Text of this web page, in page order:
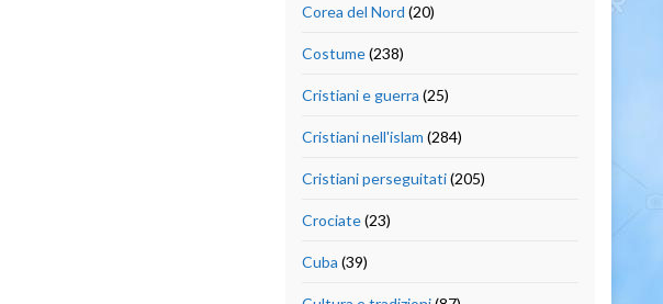
Corea del Nord (20)
Costume(238)
Cristiani e guerra (25)
Cristiani nell'islam (284)
Cristiani perseguitati(205)
Crociate(23)
Cuba (39)